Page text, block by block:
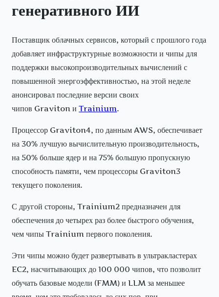
генеративного ИИ
Поставщик облачных сервисов, который с прошлого года
добавляет инфраструктурные возможности и чипы для
поддержки высокопроизводительных вычислений с
повышенной энергоэффективностью, на этой неделе
анонсировал последние версии своих
чипов Graviton и Trainium.
Процессор Graviton4, по данным AWS, обеспечивает
на 30% лучшую вычислительную производительность,
на 50% больше ядер и на 75% большую пропускную
способность памяти, чем процессоры Graviton3
текущего поколения.
С другой стороны, Trainium2 предназначен для
обеспечения до четырех раз более быстрого обучения,
чем чипы Trainium первого поколения.
Эти чипы можно будет развертывать в ультракластерах
EC2, насчитывающих до 100 000 чипов, что позволит
обучать базовые модели (FMM) и LLM за меньшее